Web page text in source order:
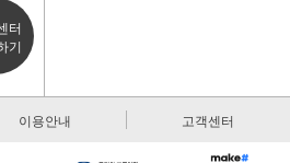
터
기
이용안내 고객센터